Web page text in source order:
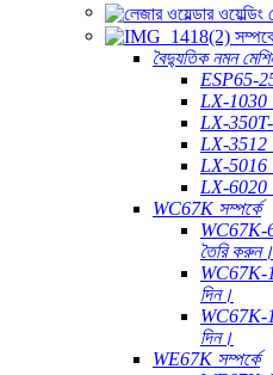
বৈদ্যুতিক নমন
ESP65-
LX-1030
LX-350T-
LX-3512
LX-5016
LX-6020
WC67K সম্পর্কে
WC67K-
তৈরি করুন।
WC67K-
দিন।
WC67K-
দিন।
WE67K সম্পর্কে